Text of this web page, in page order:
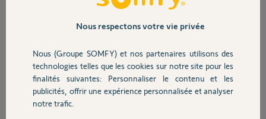
Sécurité
Domotique
Par exemple lecteur de badge existant sortie sur fermeture relais.
Jean-Claude B.
il y a environ 2 ans
Participer au fil de discussion
Nous respectons votre vie privée
Nous (Groupe SOMFY) et nos partenaires utilisons des
technologies telles que les cookies sur notre site pour les
finalités suivantes: Personnaliser le contenu et les
publicités, offrir une expérience personnalisée et analyser
notre trafic.